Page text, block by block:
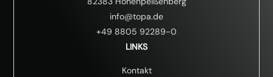
info@topa.de
+49 8805 92289-0
LINKS
Kontakt